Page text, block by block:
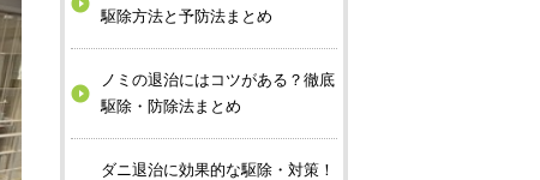
駆除方法と予防法まとめ
ノミの退治にはコツがある？徹底
駆除・防除法まとめ
ダニ退治に効果的な駆除・対策！